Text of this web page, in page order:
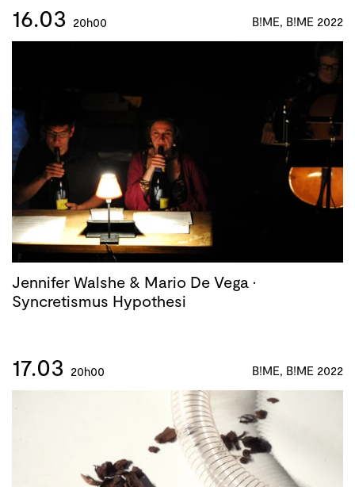
16.03 20h00 B!ME, B!ME 2022
Jennifer Walshe & Mario De Vega ·
Syncretismus Hypothesi
17.03 20h00 B!ME, B!ME 2022